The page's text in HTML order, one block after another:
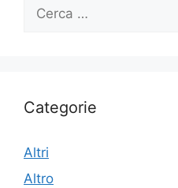
per:
Categorie
Altri
Altro